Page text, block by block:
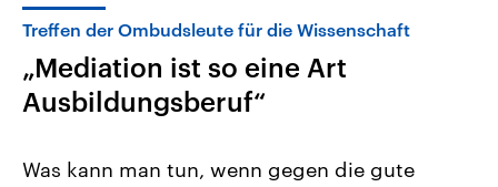
Themen
Treffen der Ombudsleute für die Wissenschaft
„Mediation ist so eine Art
Ausbildungsberuf“
Was kann man tun, wenn gegen die gute